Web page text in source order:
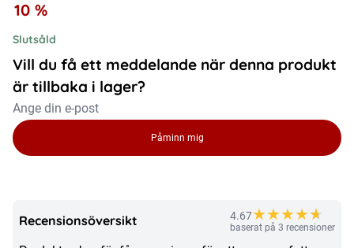
10 %
Slutsåld
Vill du få ett meddelande när denna produkt
är tillbaka i lager?
Påminn mig
Recensionsöversikt 4.67★★★★★
★
baserat på 3 recensioner